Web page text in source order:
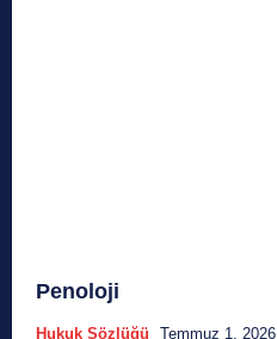
Penoloji
Hukuk Sözlüğü Temmuz 1, 2026